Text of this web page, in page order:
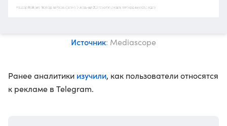
Источник: Mediascope
Ранее аналитики изучили, как пользователи относятся
к рекламе в Telegram.